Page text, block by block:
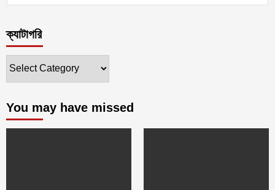
ক্যাটাগরি
You may have missed